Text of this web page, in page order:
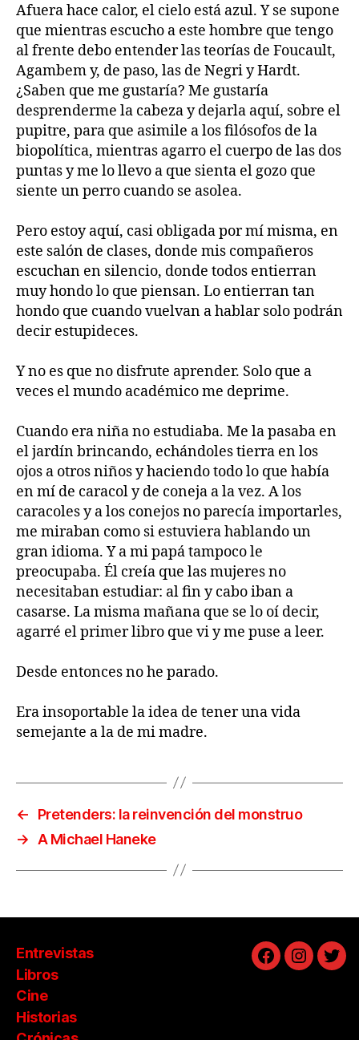
Afuera hace calor, el cielo está azul. Y se supone
que mientras escucho a este hombre que tengo
al frente debo entender las teorías de Foucault,
Agambem y, de paso, las de Negri y Hardt.
¿Saben que me gustaría? Me gustaría
desprenderme la cabeza y dejarla aquí, sobre el
pupitre, para que asimile a los filósofos de la
biopolítica, mientras agarro el cuerpo de las dos
puntas y me lo llevo a que sienta el gozo que
siente un perro cuando se asolea.
Pero estoy aquí, casi obligada por mí misma, en
este salón de clases, donde mis compañeros
escuchan en silencio, donde todos entierran
muy hondo lo que piensan. Lo entierran tan
hondo que cuando vuelvan a hablar solo podrán
decir estupideces.
Y no es que no disfrute aprender. Solo que a
veces el mundo académico me deprime.
Cuando era niña no estudiaba. Me la pasaba en
el jardín brincando, echándoles tierra en los
ojos a otros niños y haciendo todo lo que había
en mí de caracol y de coneja a la vez. A los
caracoles y a los conejos no parecía importarles,
me miraban como si estuviera hablando un
gran idioma. Y a mi papá tampoco le
preocupaba. Él creía que las mujeres no
necesitaban estudiar: al fin y cabo iban a
casarse. La misma mañana que se lo oí decir,
agarré el primer libro que vi y me puse a leer.
Desde entonces no he parado.
Era insoportable la idea de tener una vida
semejante a la de mi madre.
←
Pretenders: la reinvención del monstruo
→ A Michael Haneke
Entrevistas
Libros
Cine
Historias
Facebook